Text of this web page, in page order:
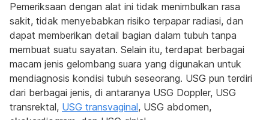
Pemeriksaan dengan alat ini tidak menimbulkan rasa
sakit, tidak menyebabkan risiko terpapar radiasi, dan
dapat memberikan detail bagian dalam tubuh tanpa
membuat suatu sayatan. Selain itu, terdapat berbagai
macam jenis gelombang suara yang digunakan untuk
mendiagnosis kondisi tubuh seseorang. USG pun terdiri
dari berbagai jenis, di antaranya USG Doppler, USG
transrektal, USG transvaginal, USG abdomen,